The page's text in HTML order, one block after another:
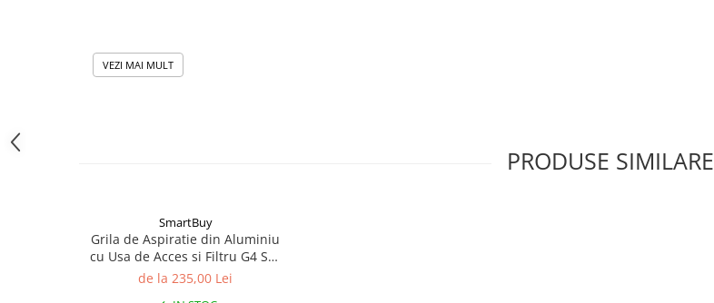
Schiţă tehnică
Grila în poziție închisă
VEZI MAI MULT
PRODUSE SIMILARE
SmartBuy
Grila de Aspiratie din Aluminiu
cu Usa de Acces si Filtru G4 SD-
D - Trapa Vizitare
de la 235,00 Lei